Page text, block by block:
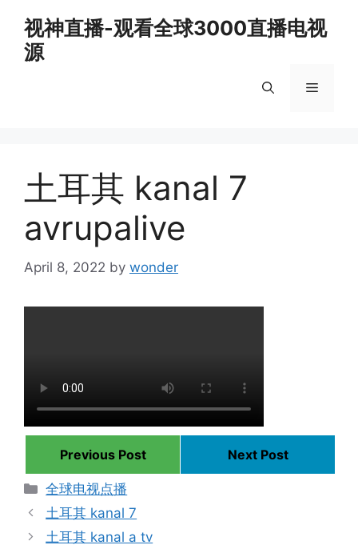
content
视神直播-观看全球3000直播电视
源
Menu
土耳其 kanal 7
avrupalive
April 8, 2022 by wonder
Previous Post
Next Post
Categories
全球电视点播
土耳其 kanal 7
土耳其 kanal a tv